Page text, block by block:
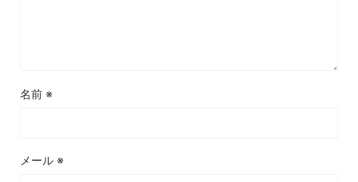
名前 ※
メール ※